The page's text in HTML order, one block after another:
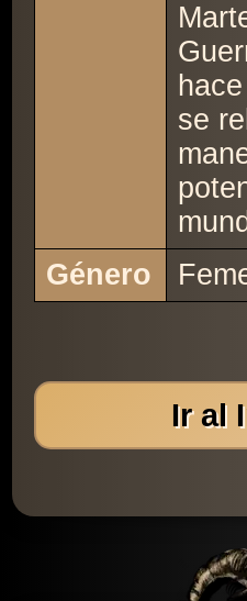
se
Género
Ir al